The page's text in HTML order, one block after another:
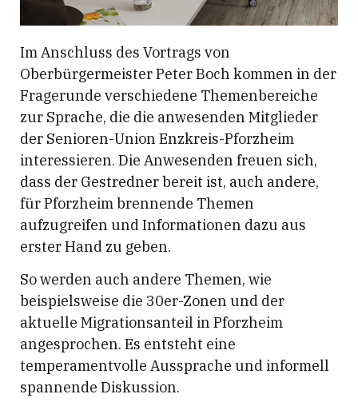
Im Anschluss des Vortrags von
Oberbürgermeister Peter Boch kommen in der
Fragerunde verschiedene Themenbereiche
zur Sprache, die die anwesenden Mitglieder
der Senioren-Union Enzkreis-Pforzheim
interessieren. Die Anwesenden freuen sich,
dass der Gestredner bereit ist, auch andere,
für Pforzheim brennende Themen
aufzugreifen und Informationen dazu aus
erster Hand zu geben.
So werden auch andere Themen, wie
beispielsweise die 30er-Zonen und der
aktuelle Migrationsanteil in Pforzheim
angesprochen. Es entsteht eine
temperamentvolle Aussprache und informell
spannende Diskussion.